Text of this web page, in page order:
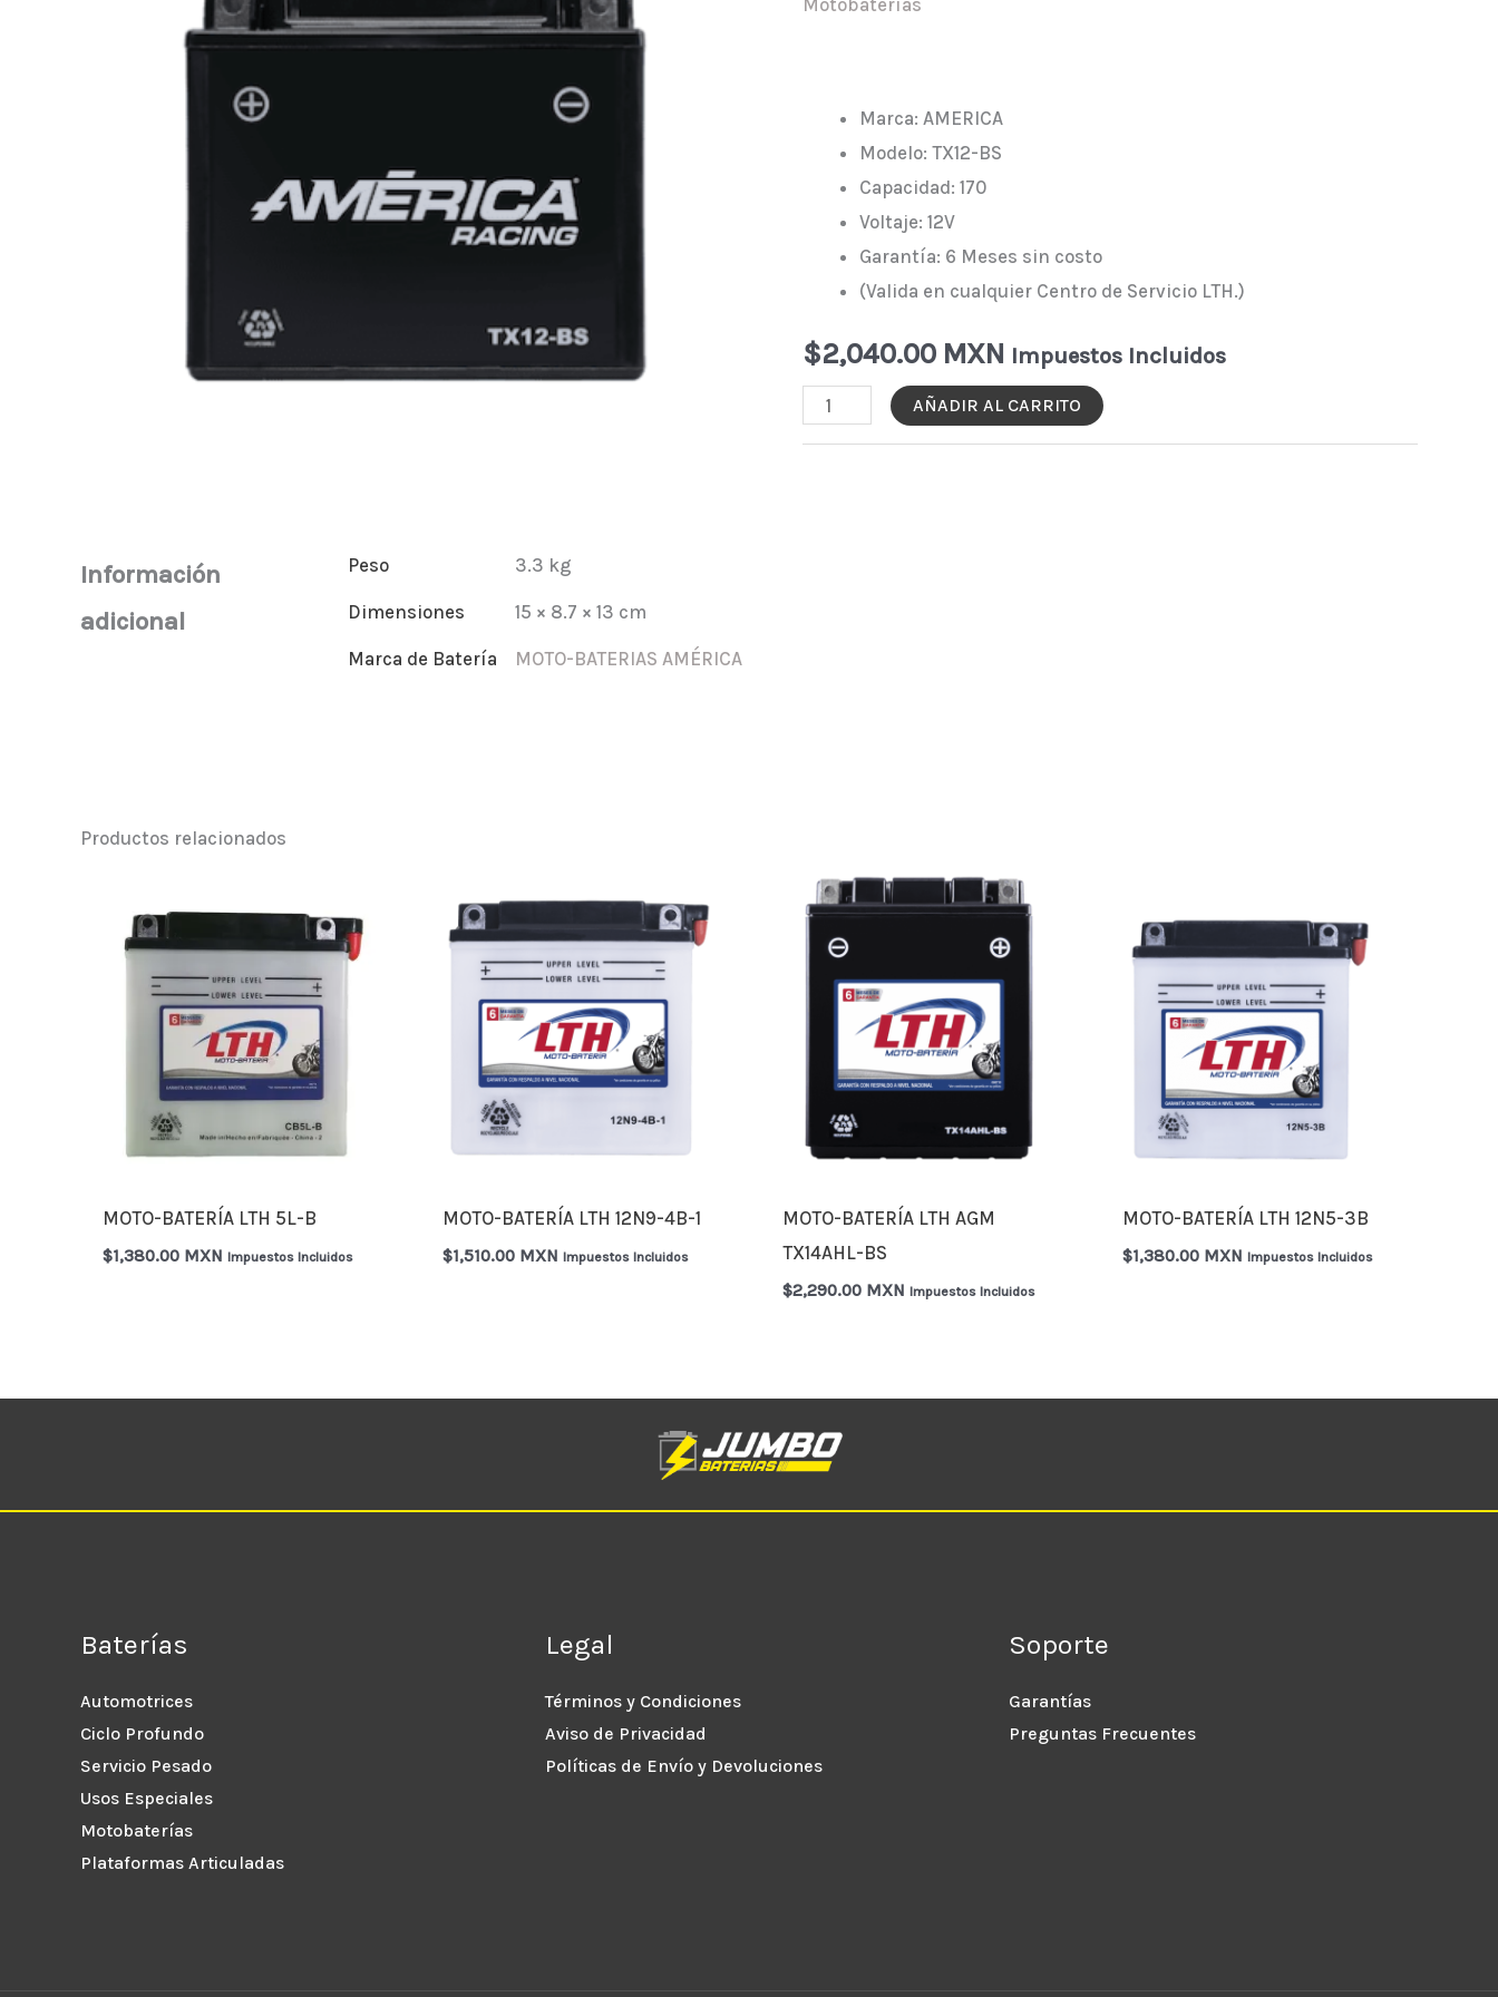
Motobaterías
Marca: AMERICA
Modelo: TX12-BS
Capacidad: 170
Voltaje: 12V
Garantía: 6 Meses sin costo
(Valida en cualquier Centro de Servicio LTH.)
$2,040.00 MXN Impuestos Incluidos
MOTO-
AÑADIR AL CARRITO
Información
adicional
Peso 3.3 kg
Dimensiones 15 × 8.7 × 13 cm
Marca de Batería MOTO-BATERIAS AMÉRICA
Productos relacionados
MOTO-BATERÍA LTH 5L-B
$1,380.00 MXN Impuestos Incluidos
MOTO-BATERÍA LTH 12N9-4B-1
$1,510.00 MXN Impuestos Incluidos
MOTO-BATERÍA LTH AGM
TX14AHL-BS
$2,290.00 MXN Impuestos Incluidos
MOTO-BATERÍA LTH 12N5-3B
$1,380.00 MXN Impuestos Incluidos
Baterías
Automotrices
Ciclo Profundo
Servicio Pesado
Usos Especiales
Motobaterías
Plataformas Articuladas
Legal
Términos y Condiciones
Aviso de Privacidad
Políticas de Envío y Devoluciones
Soporte
Garantías
Preguntas Frecuentes